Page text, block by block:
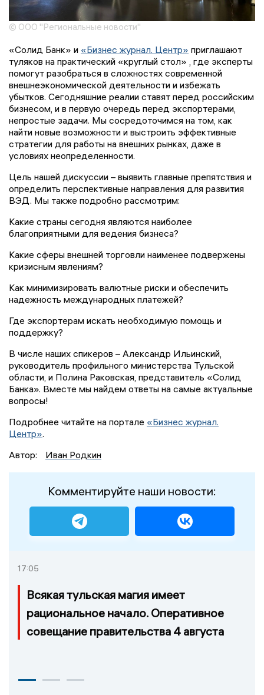
© ООО "Региональные новости"
«Солид Банк» и «Бизнес журнал. Центр» приглашают
туляков на практический «круглый стол» , где эксперты
помогут разобраться в сложностях современной
внешнеэкономической деятельности и избежать
убытков. Сегодняшние реалии ставят перед российским
бизнесом, и в первую очередь перед экспортерами,
непростые задачи. Мы сосредоточимся на том, как
найти новые возможности и выстроить эффективные
стратегии для работы на внешних рынках, даже в
условиях неопределенности.
Цель нашей дискуссии – выявить главные препятствия и
определить перспективные направления для развития
ВЭД. Мы также подробно рассмотрим:
Какие страны сегодня являются наиболее
благоприятными для ведения бизнеса?
Какие сферы внешней торговли наименее подвержены
кризисным явлениям?
Как минимизировать валютные риски и обеспечить
надежность международных платежей?
Где экспортерам искать необходимую помощь и
поддержку?
В числе наших спикеров – Александр Ильинский,
руководитель профильного министерства Тульской
области, и Полина Раковская, представитель «Солид
Банка». Вместе мы найдем ответы на самые актуальные
вопросы!
Подробнее читайте на портале «Бизнес журнал.
Центр».
Автор:
Иван Родкин
Комментируйте наши новости:
17:05
Всякая тульская магия имеет
рациональное начало. Оперативное
совещание правительства 4 августа